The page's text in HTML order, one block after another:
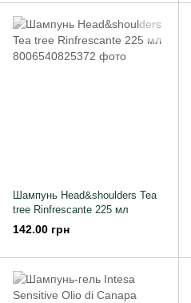
Шампунь Head&shoulders Tea
tree Rinfrescante 225 мл
142.00 грн